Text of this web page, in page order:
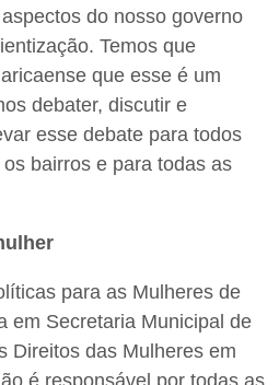
do nosso governo
Temos que
que esse é um
debater, discutir e
esse debate para todos
bairros e para todas as
para as Mulheres de
em Secretaria Municipal de
Direitos das Mulheres em